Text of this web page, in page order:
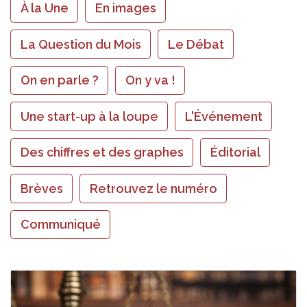
À la Une En images
La Question du Mois Le Débat
On en parle ? On y va !
Une start-up à la loupe L'Événement
Des chiffres et des graphes Éditorial
Brèves Retrouvez le numéro
Communiqué